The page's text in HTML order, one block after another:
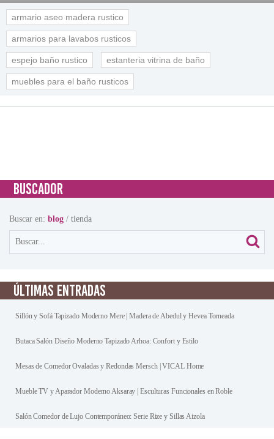
armario aseo madera rustico
armarios para lavabos rusticos
espejo baño rustico estanteria vitrina de baño
muebles para el baño rusticos
BUSCADOR
Buscar en: blog / tienda
ÚLTIMAS ENTRADAS
Sillón y Sofá Tapizado Moderno Mere | Madera de Abedul y Hevea Torneada
Butaca Salón Diseño Moderno Tapizado Arhoa: Confort y Estilo
Mesas de Comedor Ovaladas y Redondas Mersch | VICAL Home
Mueble TV y Aparador Moderno Aksaray | Esculturas Funcionales en Roble
Salón Comedor de Lujo Contemporáneo: Serie Rize y Sillas Aizola